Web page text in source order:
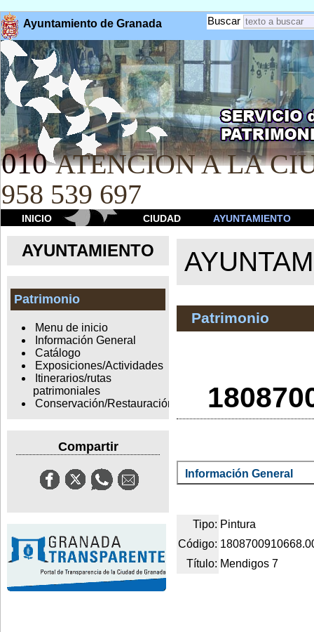
Ayuntamiento de Granada Buscar
010 ATENCION A LA
958 539 697
INICIO CIUDAD AYUNTAMIENTO
AYUNTAMIENTO
Patrimonio
Menu de inicio
Información General
Catálogo
Exposiciones/Actividades
Itinerarios/rutas
patrimoniales
Conservación/Restauración
Compartir
Patrimonio
Información General
Tipo: Pintura
Código:
Título: Mendigos 7